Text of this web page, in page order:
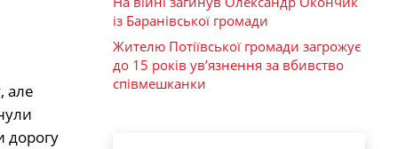
але
дорогу
із Баранівської громади
Жителю Потіївської громади загрожує
до 15 років ув’язнення за вбивство
співмешканки